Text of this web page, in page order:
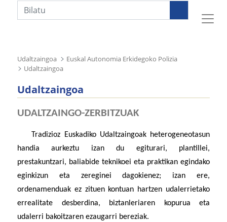
Bilaketa
Udaltzaingoa
Euskal Autonomia Erkidegoko Polizia
Udaltzaingoa
Udaltzaingoa
UDALTZAINGO-ZERBITZUAK
Tradizioz Euskadiko Udaltzaingoak heterogeneotasun
handia aurkeztu izan du egiturari, plantillei,
prestakuntzari, baliabide teknikoei eta praktikan egindako
eginkizun eta zereginei dagokienez; izan ere,
ordenamenduak ez zituen kontuan hartzen udalerrietako
errealitate desberdina, biztanleriaren kopurua eta
udalerri bakoitzaren ezaugarri bereziak.